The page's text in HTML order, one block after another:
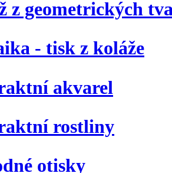
z geometrických
- tisk z koláže
akvarel
rostliny
otisky